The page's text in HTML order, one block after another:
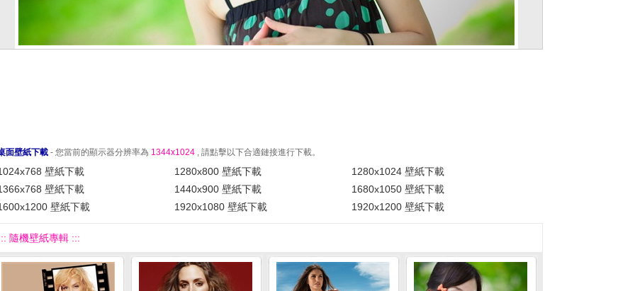
面壁紙下載 - 您當前的顯示器分辨率為 1344x1024 , 請點擊以下合適鏈接進行下載。
壁紙下載 1280x800 壁紙下載
1280x1024 壁紙下載
壁紙下載
1440x900 壁紙下載
1680x1050 壁紙下載
壁紙下載
1920x1080 壁紙下載 1920x1200 壁紙下載
隨機壁紙專輯 :::